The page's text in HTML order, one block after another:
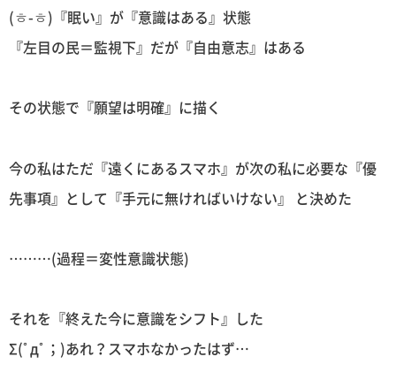
(ㅎ-ㅎ)『眠い』が『意識はある』状態
『左目の民＝監視下』だが『自由意志』はある
その状態で『願望は明確』に描く
今の私はただ『遠くにあるスマホ』が次の私に必要な『優
先事項』として『手元に無ければいけない』 と決めた
………(過程＝変性意識状態)
それを『終えた今に意識をシフト』した
Σ(ﾟдﾟ；)あれ？スマホなかったはず…